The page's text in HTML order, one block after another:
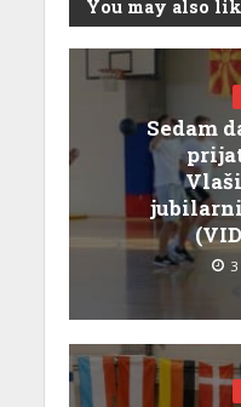
You may also
Sedam
jubilarni